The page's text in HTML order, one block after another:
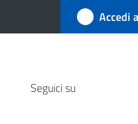
Accedi
Seguici su